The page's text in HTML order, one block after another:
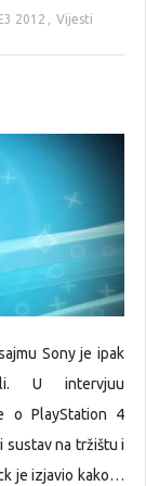
E3 2012 , Vijesti
Sony je ipak
U intervjuu
o PlayStation 4
sustav na tržištu i
je izjavio kako…